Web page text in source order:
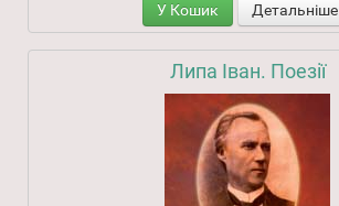
У Кошик Детальніше
Липа Іван. Поезії